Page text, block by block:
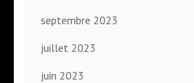
septembre 2023
juillet 2023
juin 2023